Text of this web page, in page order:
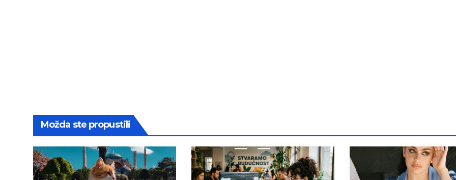
Možda ste propustili